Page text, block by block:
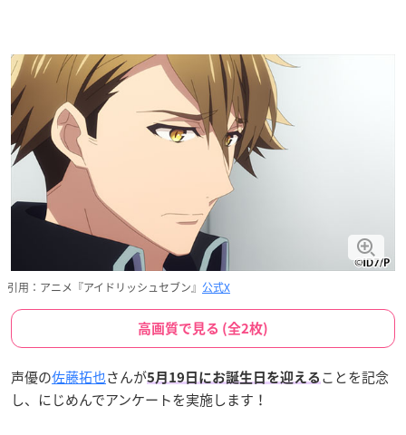
引用：アニメ『アイドリッシュセブン』 公式X
高画質で見る (全2枚)
声優の佐藤拓也さんが5月19日にお誕生日を迎える ことを記念
し、にじめんでアンケートを実施します！